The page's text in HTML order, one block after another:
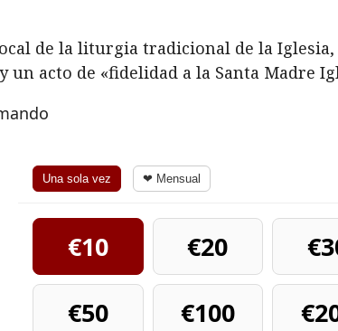
de la liturgia tradicional de la
acto de «fidelidad a la Santa Madre
Una sola vez ❤ Mensual
€10 €20
€50
€100